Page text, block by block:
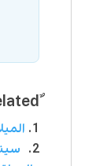
ٌRelated: